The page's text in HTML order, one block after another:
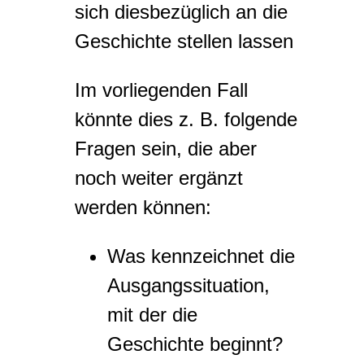
sich diesbezüglich an die
Geschichte stellen lassen
Im vorliegenden Fall
könnte dies z. B. folgende
Fragen sein, die aber
noch weiter ergänzt
werden können:
Was kennzeichnet die
Ausgangssituation,
mit der die
Geschichte beginnt?